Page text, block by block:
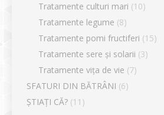
Tratamente culturi mari (10)
Tratamente legume (8)
Tratamente pomi fructiferi (15)
Tratamente sere și solarii (3)
Tratamente vița de vie (7)
SFATURI DIN BĂTRÂNI (6)
ȘTIAȚI CĂ? (11)